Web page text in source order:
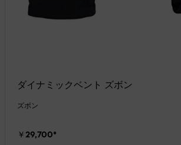
ダイナミックベント ズボン
ズボン
￥29,700*